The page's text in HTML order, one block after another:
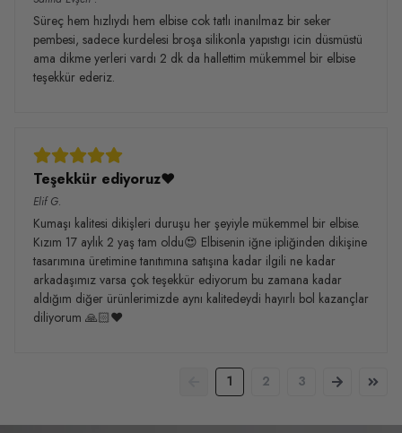
Süreç hem hızlıydı hem elbise cok tatlı inanılmaz bir seker
pembesi, sadece kurdelesi broşa silikonla yapıstıgı icin düsmüstü
ama dikme yerleri vardı 2 dk da hallettim mükemmel bir elbise
teşekkür ederiz.
Teşekkür ediyoruz❤️
Elif G.
Kumaşı kalitesi dikişleri duruşu her şeyiyle mükemmel bir elbise.
Kızım 17 aylık 2 yaş tam oldu😍 Elbisenin iğne ipliğinden dikişine
tasarımına üretimine tanıtımına satışına kadar ilgili ne kadar
arkadaşımız varsa çok teşekkür ediyorum bu zamana kadar
aldığım diğer ürünlerimizde aynı kalitedeydi hayırlı bol kazançlar
diliyorum 🙏🏻❤️
1 2 3